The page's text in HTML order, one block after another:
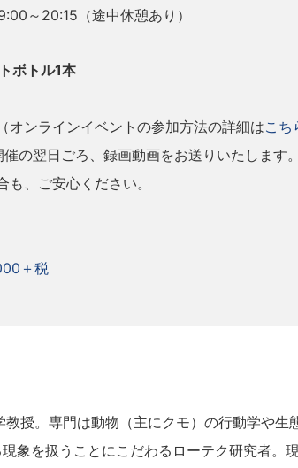
～20:15（途中休憩あり）
ボトル1本
オンラインイベントの参加方法の詳細はこち
の翌日ごろ、録画動画をお送りいたします。
、ご安心ください。
＋税
授。専門は動物（主にクモ）の行動学や生
象を扱うことにこだわるローテク研究者。